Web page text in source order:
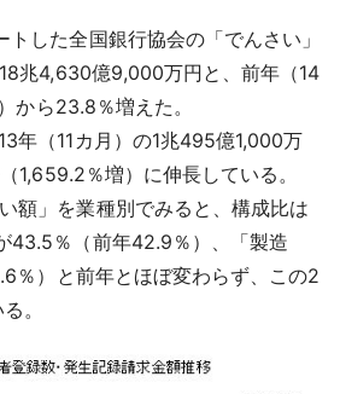
した全国銀行協会の「でんさい」
兆4,630億9,000万円と、前年（14
から23.8％増えた。
年（11カ月）の1兆495億1,000万
1,659.2％増）に伸長している。
額」を業種別でみると、構成比は
43.5％（前年42.9％）、「製造
％）と前年とほぼ変わらず、この2
。